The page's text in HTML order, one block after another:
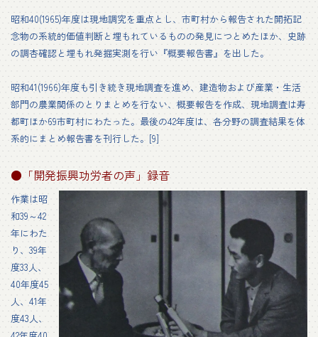
昭和40(1965)年度は現地調究を重点とし、市町村から報告された開拓記
念物の系統的価値判断と埋もれているものの発見につとめたほか、史跡
の調杏確認と埋もれ発掘実測を行い『概要報告書』を出した。
昭和41(1966)年度も引き統き現地調査を進め、建造物および産業・生活
部門の農業関係のとりまとめを行ない、概要報告を作成、現地調査は寿
都町ほか69市町村にわたった。最後の42年度は、各分野の調査結果を体
系的にまとめ報告書を刊行した。[9]
●「開発振興功労者の声」録音
作業は昭
和39～42
年にわた
り、39年
度33人、
40年度45
人、41年
度43人、